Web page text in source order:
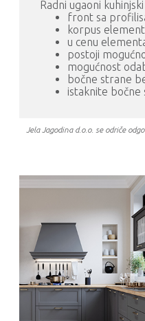
Radni ugaoni
front sa
korpus
u cenu
postoji
mogućnost
bočne strane
istaknite bočne
Jela Jagodina d.o.o. se odriče